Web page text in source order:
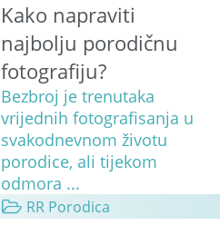
Kako napraviti
najbolju porodičnu
fotografiju?
Bezbroj je trenutaka
vrijednih fotografisanja u
svakodnevnom životu
porodice, ali tijekom
odmora ...
RR Porodica